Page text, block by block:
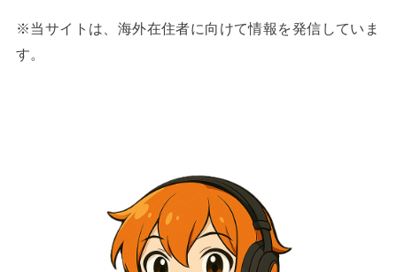
※当サイトは、海外在住者に向けて情報を発信していま
す。